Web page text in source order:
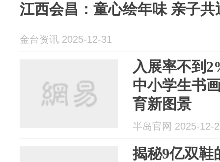
江西会昌：童心绘年味 亲子共
金台资讯 2025-12-31
入展率不到
中小学生书
育新图景
半岛官网 2025-12-
揭秘9亿双鞋